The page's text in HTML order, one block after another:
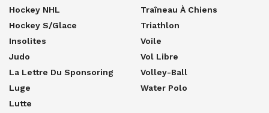
Hockey NHL
Hockey S/glace
Insolites
Judo
La Lettre Du Sponsoring
Luge
Lutte
Traîneau À Chiens
Triathlon
Voile
Vol Libre
Volley-Ball
Water Polo